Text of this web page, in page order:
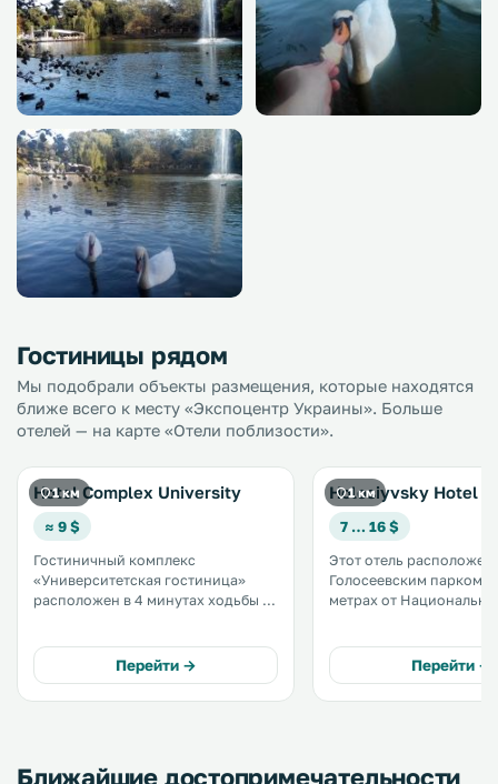
Гостиницы рядом
Мы подобрали объекты размещения, которые находятся
ближе всего к месту «Экспоцентр Украины». Больше
отелей — на карте «Отели поблизости».
1 км
Hotel Complex University
≈ 9 $
Гостиничный комплекс
«Университетская гостиница»
расположен в 4 минутах ходьбы от
чем за 40 минут можно доехать до
Старого города. .
Перейти →
1 км
Holosiyvsky Hotel
7 … 16 $
Этот отель
Голосеевским парком,
метрах от
просторные номера с
кабельным
рабочим столом. .
Перейти →
Ближайшие достопримечательности